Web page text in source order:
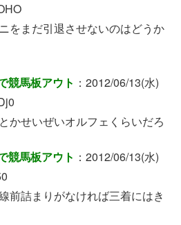
をまだ引退させないのはどうか
競馬板アウト ：2012/06/13(水)
かせいぜいオルフェくらいだろ
競馬板アウト ：2012/06/13(水)
前詰まりがなければ三着にはき